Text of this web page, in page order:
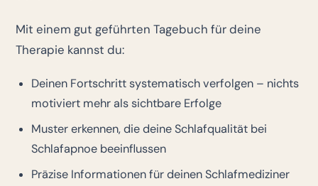
Mit einem gut geführten Tagebuch für deine
Therapie kannst du:
Deinen Fortschritt systematisch verfolgen – nichts
motiviert mehr als sichtbare Erfolge
Muster erkennen, die deine Schlafqualität bei
Schlafapnoe beeinflussen
Präzise Informationen für deinen Schlafmediziner